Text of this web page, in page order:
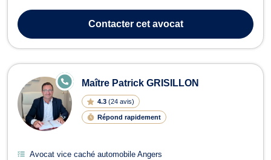
maladies professionnelles, reconnaissance de la faute inexcusable
de l'e...
Contactercet avocat
Maître Patrick GRISILLON
4.3 (24 avis)
Répond rapidement
E
N
LI
G
N
E
Avocat vice caché automobile Angers